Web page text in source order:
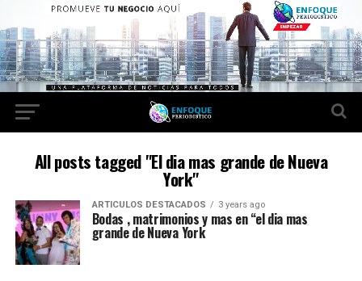
All posts tagged "El dia mas grande de Nueva
York"
ARTICULOS DESTACADOS 3 years ago
Bodas , matrimonios y mas en “el dia mas
grande de Nueva York